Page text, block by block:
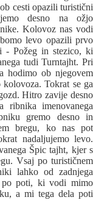
cesti opazili turistični
desno na ožjo
Kolovoz nas vodi
levo opazili prvo
- Požeg in stezico, ki
tudi Turntajht. Pri
hodimo ob njegovem
Tokrat se ga
Hitro zavije desno
ribnika imenovanega
gremo desno in
bregu, ko nas pot
nadaljujemo levo.
Špic tajht, kjer s
Vsaj po turističnem
lahko od zadnjega
po poti, ki vodi mimo
a mi tega dela poti